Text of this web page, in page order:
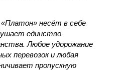
несёт в себе
единство
Любое удорожание
перевозок и любая
пропускную